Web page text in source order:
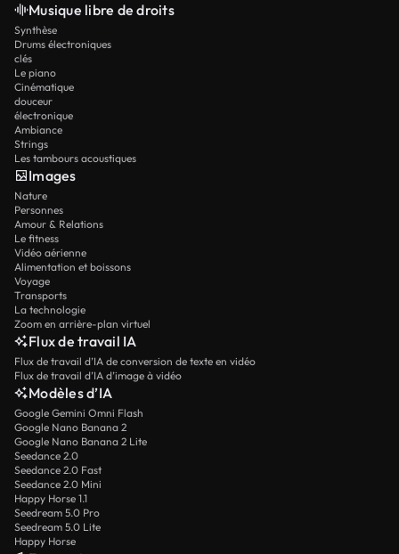
Musique libre de droits
Synthèse
Drums électroniques
clés
Le piano
Cinématique
douceur
électronique
Ambiance
Strings
Les tambours acoustiques
Images
Nature
Personnes
Amour & Relations
Le fitness
Vidéo aérienne
Alimentation et boissons
Voyage
Transports
La technologie
Zoom en arrière-plan virtuel
Flux de travail IA
Flux de travail d’IA de conversion de texte en vidéo
Flux de travail d’IA d’image à vidéo
Modèles d’IA
Google Gemini Omni Flash
Google Nano Banana 2
Google Nano Banana 2 Lite
Seedance 2.0
Seedance 2.0 Fast
Seedance 2.0 Mini
Happy Horse 1.1
Seedream 5.0 Pro
Seedream 5.0 Lite
Happy Horse